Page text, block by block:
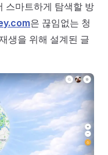
스마트하게 탐색할 방
은 끊임없는 청
생을 위해 설계된 글